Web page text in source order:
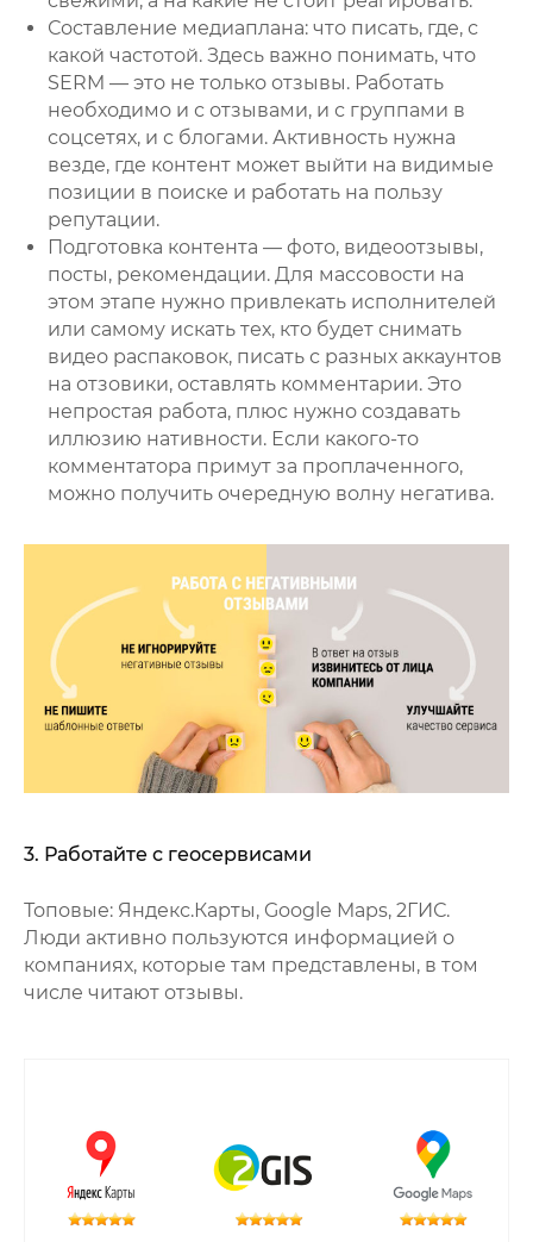
Составление медиаплана: что писать, где, с
какой частотой. Здесь важно понимать, что
SERM — это не только отзывы. Работать
необходимо и с отзывами, и с группами в
соцсетях, и с блогами. Активность нужна
везде, где контент может выйти на видимые
позиции в поиске и работать на пользу
репутации.
Подготовка контента — фото, видеоотзывы,
посты, рекомендации. Для массовости на
этом этапе нужно привлекать исполнителей
или самому искать тех, кто будет снимать
видео распаковок, писать с разных аккаунтов
на отзовики, оставлять комментарии. Это
непростая работа, плюс нужно создавать
иллюзию нативности. Если какого-то
комментатора примут за проплаченного,
можно получить очередную волну негатива.
3. Работайте с геосервисами
Топовые: Яндекс.Карты, Google Maps, 2ГИС.
Люди активно пользуются информацией о
компаниях, которые там представлены, в том
числе читают отзывы.